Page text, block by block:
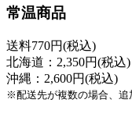
常温商品
送料770円(税込)
北海道：2,350円(税込)
沖縄：2,600円(税込)
※配送先が複数の場合、追